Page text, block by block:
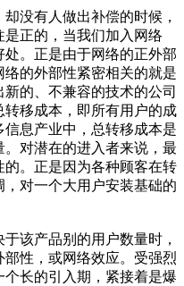
没有人做出补偿的时候，
正的，当我们加入网络
。正是由于网络的正外部
的外部性紧密相关的就是
的、不兼容的技术的公司
移成本，即所有用户的成
息产业中，总转移成本是
对潜在的进入者来说，最
。正是因为各种顾客在转
对一个大用户安装基础的
该产品别的用户数量时，
性，或网络效应。受强烈
长的引入期，紧接着是爆